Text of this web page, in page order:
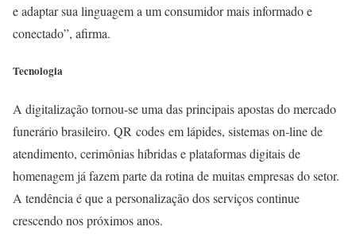
e adaptar sua linguagem a um consumidor mais informado e
conectado”, afirma.
Tecnologia
A digitalização tornou-se uma das principais apostas do mercado
funerário brasileiro. QR codes em lápides, sistemas on-line de
atendimento, cerimônias híbridas e plataformas digitais de
homenagem já fazem parte da rotina de muitas empresas do setor.
A tendência é que a personalização dos serviços continue
crescendo nos próximos anos.